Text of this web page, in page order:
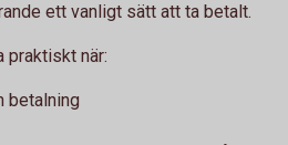
ett vanligt sätt att ta betalt.
praktiskt när:
betalning